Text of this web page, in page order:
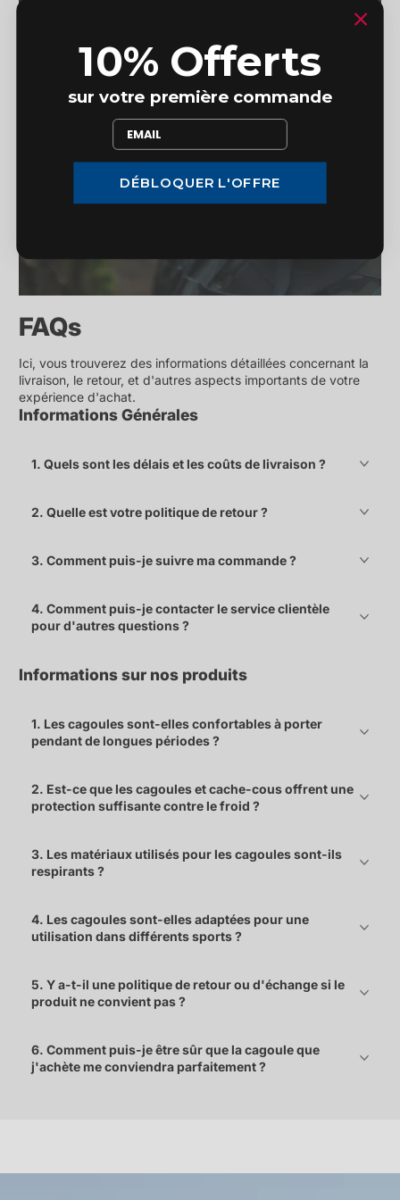
FAQs
Ici, vous trouverez des informations détaillées concernant la
livraison, le retour, et d'autres aspects importants de votre
expérience d'achat.
Informations Générales
1. Quels sont les délais et les coûts de livraison ?
2. Quelle est votre politique de retour ?
3. Comment puis-je suivre ma commande ?
4. Comment puis-je contacter le service clientèle
pour d'autres questions ?
Informations sur nos produits
1. Les cagoules sont-elles confortables à porter
pendant de longues périodes ?
2. Est-ce que les cagoules et cache-cous offrent une
protection suffisante contre le froid ?
3. Les matériaux utilisés pour les cagoules sont-ils
respirants ?
4. Les cagoules sont-elles adaptées pour une
utilisation dans différents sports ?
5. Y a-t-il une politique de retour ou d'échange si le
produit ne convient pas ?
6. Comment puis-je être sûr que la cagoule que
j'achète me conviendra parfaitement ?
10% Offerts
sur votre première commande
DÉBLOQUER L'OFFRE